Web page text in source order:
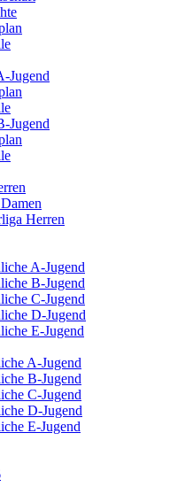
Jugend
Jugend
Herren
A-Jugend
B-Jugend
C-Jugend
D-Jugend
E-Jugend
A-Jugend
B-Jugend
C-Jugend
D-Jugend
E-Jugend